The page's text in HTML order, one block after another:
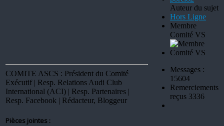
COMITE ASCS : Président du Comité
Exécutif | Resp. Relations Audi Club
International (ACI) | Resp. Partenaires |
Resp. Facebook | Rédacteur, Bloggeur
Pièces jointes :
Auteur du sujet
Hors Ligne
Membre
Comité VS
Messages :
15604
Remerciements
reçus 3336